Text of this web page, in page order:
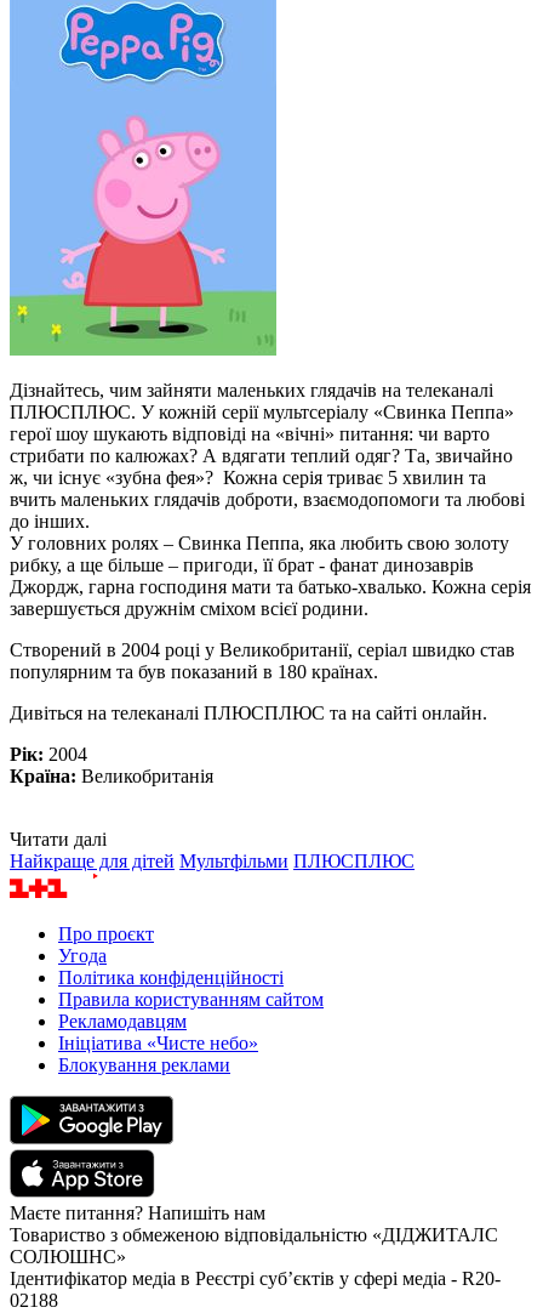
Дізнайтесь, чим зайняти маленьких глядачів на телеканалі
ПЛЮСПЛЮС. У кожній серії мультсеріалу «Свинка Пеппа»
герої шоу шукають відповіді на «вічні» питання: чи варто
стрибати по калюжах? А вдягати теплий одяг? Та, звичайно
ж, чи існує «зубна фея»? Кожна серія триває 5 хвилин та
вчить маленьких глядачів доброти, взаємодопомоги та любові
до інших.
У головних ролях – Свинка Пеппа, яка любить свою золоту
рибку, а ще більше – пригоди, її брат - фанат динозаврів
Джордж, гарна господиня мати та батько-хвалько. Кожна серія
завершується дружнім сміхом всієї родини.
Створений в 2004 році у Великобританії, серіал швидко став
популярним та був показаний в 180 країнах.
Дивіться на телеканалі ПЛЮСПЛЮС та на сайті онлайн.
Рік: 2004
Країна: Великобританія
Читати далі
Найкраще для дітей Мультфільми ПЛЮСПЛЮС
Про проєкт
Угода
Політика конфіденційності
Правила користуванням сайтом
Рекламодавцям
Ініціатива «Чисте небо»
Блокування реклами
Маєте питання? Напишіть нам
Товариство з обмеженою відповідальністю «ДІДЖИТАЛС
СОЛЮШНС»
Ідентифікатор медіа в Реєстрі суб’єктів у сфері медіа - R20-
02188